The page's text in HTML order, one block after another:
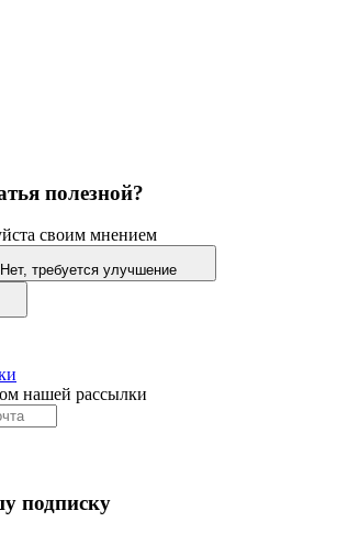
полезной?
своим мнением
Нет, требуется улучшение
нашей рассылки
подписку